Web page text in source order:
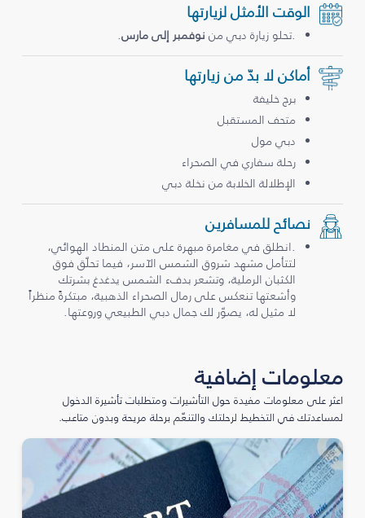
الوقت الأمثل لزيارتها
.تحلو زيارة دبي من نوفمبر إلى مارس.
أماكن لا بدّ من زيارتها
برج خليفة
متحف المستقبل
دبي مول
رحلة سفاري في الصحراء
الإطلالة الخلابة من نخلة دبي
نصائح للمسافرين
.انطلق في مغامرة مبهرة على متن المنطاد الهوائي،
لتتأمل مشهد شروق الشمس الآسر، فيما تحلّق فوق
الكثبان الرملية، وتشعر بدفء الشمس يدغدغ بشرتك
وأشعتها تنعكس على رمال الصحراء الذهبية، مبتكرةً منظراً
لا مثيل له، يصوّر لك جمال دبي الطبيعي وروعتها.
معلومات إضافية
اعثر على معلومات مفيدة حول التأشيرات ومتطلبات تأشيرة الدخول
لمساعدتك في التخطيط لرحلتك والتنعّم برحلة مريحة وبدون متاعب.